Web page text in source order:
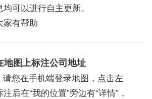
可以进行自主更新。
家有帮助
地图上标注公司地址
请您在手机端登录地图，点击左
后在“我的位置”旁边有“详情”，